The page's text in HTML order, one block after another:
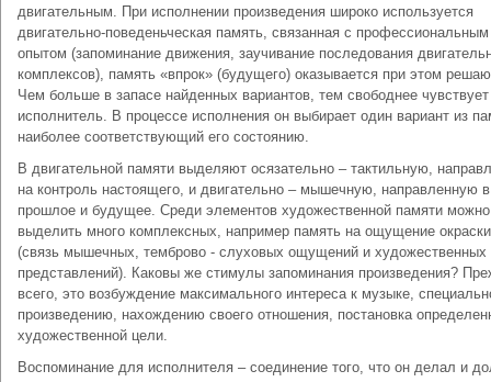
двигательным. При исполнении произведения широко используется
двигательно-поведеньческая память, связанная с профессиональным
опытом (запоминание движения, заучивание последования
комплексов), память «впрок» (будущего) оказывается при этом
Чем больше в запасе найденных вариантов, тем свободнее
исполнитель. В процессе исполнения он выбирает один вариант из
наиболее соответствующий его состоянию.
В двигательной памяти выделяют осязательно – тактильную,
на контроль настоящего, и двигательно – мышечную, направленную в
прошлое и будущее. Среди элементов художественной памяти можно
выделить много комплексных, например память на ощущение
(связь мышечных, темброво - слуховых ощущений и художественных
представлений). Каковы же стимулы запоминания произведения?
всего, это возбуждение максимального интереса к музыке,
произведению, нахождению своего отношения, постановка
художественной цели.
Воспоминание для исполнителя – соединение того, что он делал и